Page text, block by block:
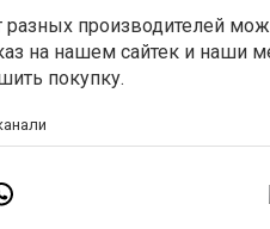
производителей
на нашем сайтек и
покупку.